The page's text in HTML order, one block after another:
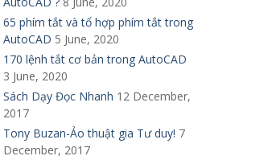
65 phím tắt và tổ hợp phím tắt trong
AutoCAD 5 June, 2020
170 lệnh tắt cơ bản trong AutoCAD
3 June, 2020
Sách Dạy Đọc Nhanh 12 December,
2017
Tony Buzan-Ảo thuật gia Tư duy! 7
December, 2017